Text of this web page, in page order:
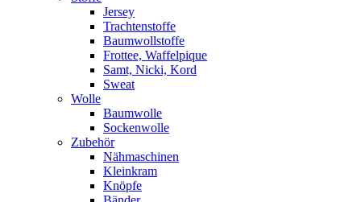
Jersey
Trachtenstoffe
Baumwollstoffe
Frottee, Waffelpique
Samt, Nicki, Kord
Sweat
Wolle
Baumwolle
Sockenwolle
Zubehör
Nähmaschinen
Kleinkram
Knöpfe